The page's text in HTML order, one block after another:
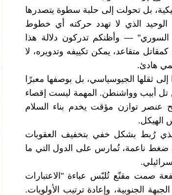
بل تحولت إلى حلبة سطوة يتصدرها
الوحيد الذي لا تهدد حركته أي خطوط
السوري" — وأظنكم تدركون دلالة هذا
متقاعد، يمكن تكييفه وتدويره، لا
هادئ.
إلى ثقلها الجيوسياسي، بل بوصفها معبرًا
أبيب وواشنطن. المهمة ليست إقصاء
عنصر توازن مؤقت يخدم بناء السلام
الهيكل.
رُبط بشكل خفي بتخفيف العقوبات
ضغط ناعمة، تُمارس على الدول التي ما
صمت مقنّع تُلبّس عباءة "الاعتبارات
الجنوبية، وإعادة ترتيب الأولويات.